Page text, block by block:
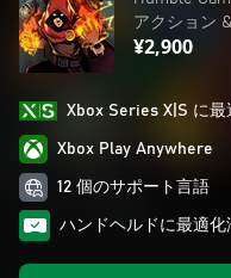
アクション
¥2,900
Xbox Series X|S に最
Xbox Play Anywhere
12 個のサポート言語
ハンドヘルドに最適化